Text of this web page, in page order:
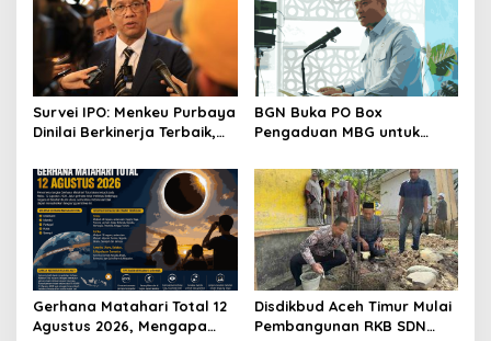
Survei IPO: Menkeu Purbaya
Dinilai Berkinerja Terbaik,
Tiga Besar
BGN Buka PO Box
Pengaduan MBG untuk
Masyarakat
Gerhana Matahari Total 12
Agustus 2026, Mengapa
Disdikbud Aceh Timur Mulai
Pembangunan RKB SDN